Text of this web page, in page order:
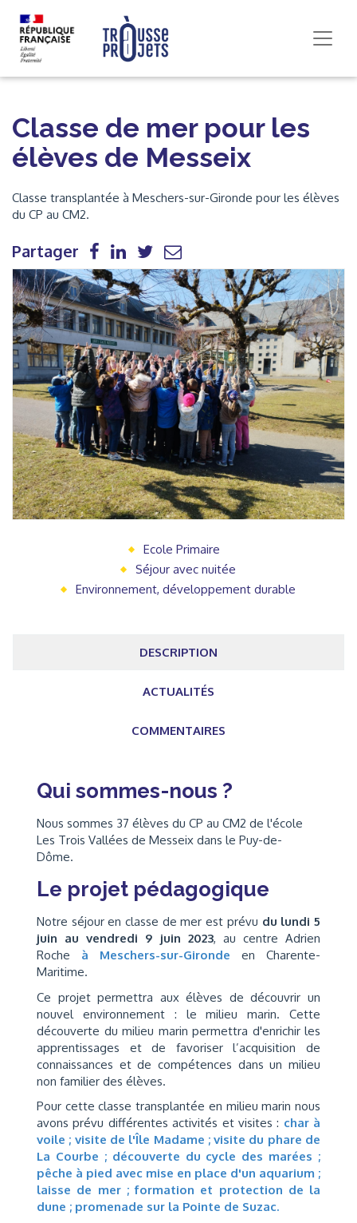
Classe de mer pour les
élèves de Messeix
Classe transplantée à Meschers-sur-Gironde pour les élèves
du CP au CM2.
Partager
Ecole Primaire
Séjour avec nuitée
Environnement, développement durable
DESCRIPTION
ACTUALITÉS
COMMENTAIRES
Qui sommes-nous ?
Nous sommes 37 élèves du CP au CM2 de l'école
Les Trois Vallées de Messeix dans le Puy-de-
Dôme.
Le projet pédagogique
Notre séjour en classe de mer est prévu du lundi 5
juin au vendredi 9 juin 2023, au centre Adrien
Roche à Meschers-sur-Gironde en Charente-
Maritime.
Ce projet permettra aux élèves de découvrir un
nouvel environnement : le milieu marin. Cette
découverte du milieu marin permettra d'enrichir les
apprentissages et de favoriser l’acquisition de
connaissances et de compétences dans un milieu
non familier des élèves.
Pour cette classe transplantée en milieu marin nous
avons prévu différentes activités et visites : char à
voile ; visite de l'Île Madame ; visite du phare de
La Courbe ; découverte du cycle des marées ;
pêche à pied avec mise en place d'un aquarium ;
laisse de mer ; formation et protection de la
dune ; promenade sur la Pointe de Suzac.